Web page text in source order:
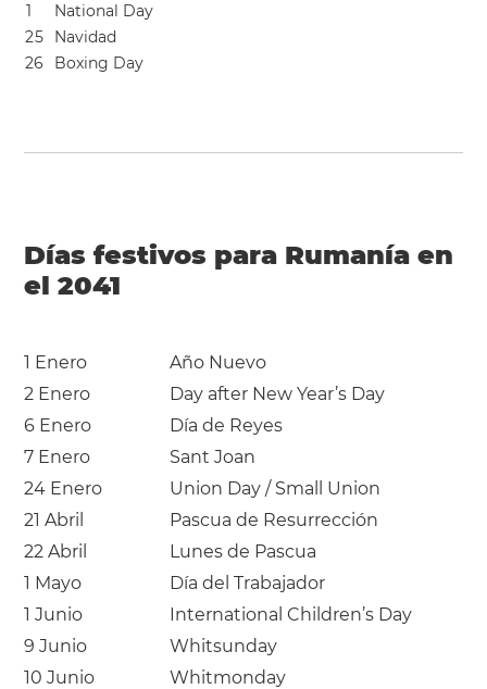
1
National Day
25
Navidad
26 Boxing Day
Días festivos para Rumanía en
el 2041
1 Enero
Año Nuevo
2 Enero
Day after New Year’s Day
6 Enero
Día de Reyes
7 Enero
Sant Joan
24 Enero
Union Day / Small Union
21 Abril
Pascua de Resurrección
22 Abril
Lunes de Pascua
1 Mayo
Día del Trabajador
1 Junio
International Children’s Day
9 Junio
Whitsunday
10 Junio
Whitmonday